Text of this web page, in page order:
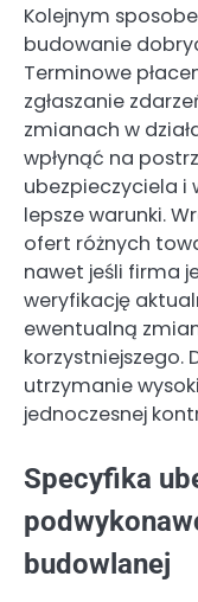
Kolejnym
budowanie
Terminowe
zgłaszanie
zmianach w
wpłynąć na
ubezpieczyciela i
lepsze warunki.
ofert różnych
nawet jeśli firma
weryfikację
ewentualną
korzystniejszego.
utrzymanie
jednoczesnej
Specyfika
budowlanej